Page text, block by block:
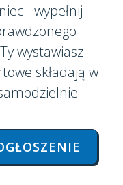
- wypełnij
wystawiasz
składają w